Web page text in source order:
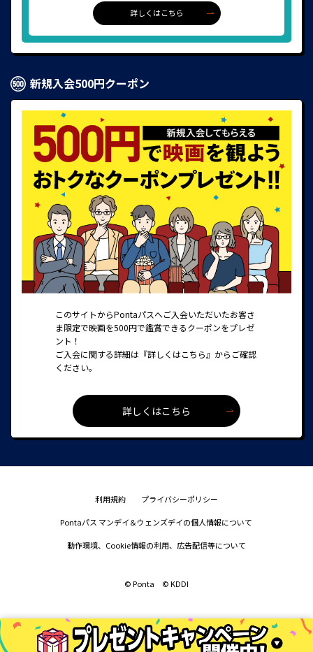
詳しくはこちら
新規入会500円クーポン
このサイトからPontaパスへご入会いただいたお客さ
ま限定で映画を500円で鑑賞できるクーポンをプレゼ
ント！
ご入会に関する詳細は『詳しくはこちら』からご確認
ください。
詳しくはこちら
利用規約 プライバシーポリシー
Pontaパス マンデイ＆ウェンズデイの個人情報について
動作環境、Cookie情報の利用、広告配信等について
©︎ Ponta ©︎ KDDI